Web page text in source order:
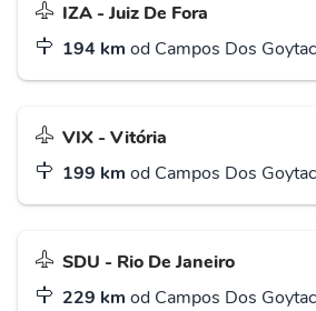
IZA - Juiz De Fora
194 km od Campos Dos
VIX - Vitória
199 km od Campos Dos
SDU - Rio De Janeiro
229 km od Campos Dos